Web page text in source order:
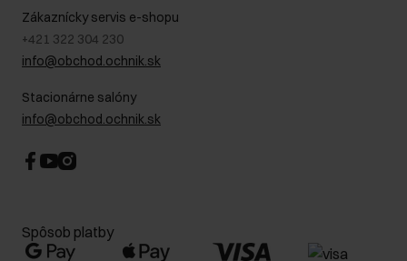
Najčastejšie kladené otázky (FAQ)
Zákaznícky servis e-shopu
+421 322 304 230
info@obchod.ochnik.sk
Stacionárne salóny
info@obchod.ochnik.sk
Spôsob platby